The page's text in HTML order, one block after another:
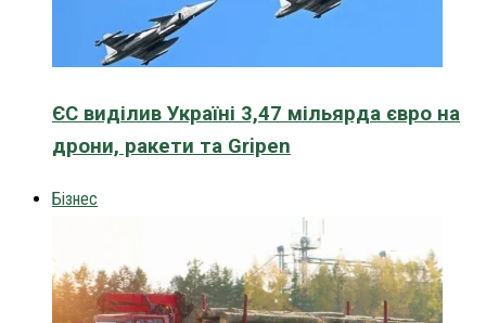
ЄС виділив Україні 3,47 мільярда євро на
дрони, ракети та Gripen
Бізнес